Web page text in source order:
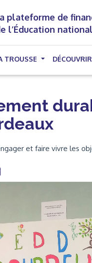
plateforme de
l’Éducation
TROUSSE
et faire vivre les